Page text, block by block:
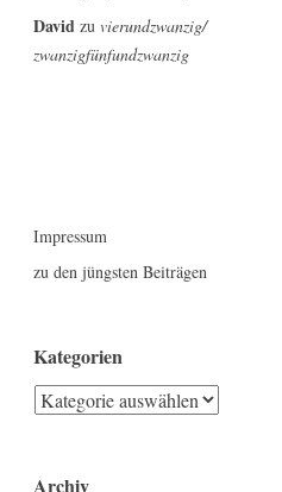
David zu vierundzwanzig/
zwanzigfünfundzwanzig
Impressum
zu den jüngsten Beiträgen
Kategorien
Kategorien
Archiv